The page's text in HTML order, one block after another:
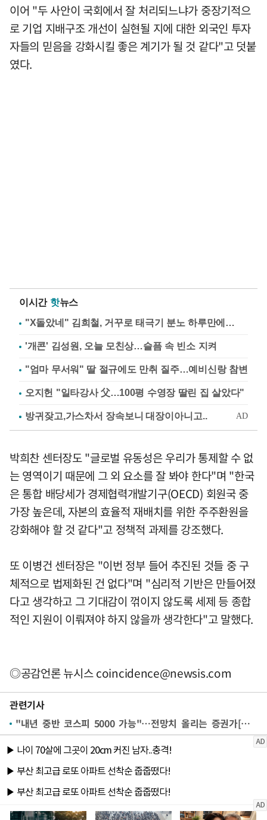
이어 "두 사안이 국회에서 잘 처리되느냐가 중장기적으
로 기업 지배구조 개선이 실현될 지에 대한 외국인 투자
자들의 믿음을 강화시킬 좋은 계기가 될 것 같다"고 덧붙
였다.
이시간 핫뉴스
"X돌았네" 김희철, 거꾸로 태극기 분노 하루만에…
'개콘' 김성원, 오늘 모친상…슬픔 속 빈소 지켜
"엄마 무서워" 딸 절규에도 만취 질주…예비신랑 참변
오지헌 "일타강사 父…100평 수영장 딸린 집 살았다"
박희찬 센터장도 "글로벌 유동성은 우리가 통제할 수 없
는 영역이기 때문에 그 외 요소를 잘 봐야 한다"며 "한국
은 통합 배당세가 경제협력개발기구(OECD) 회원국 중
가장 높은데, 자본의 효율적 재배치를 위한 주주환원을
강화해야 할 것 같다"고 정책적 과제를 강조했다.
또 이병건 센터장은 "이번 정부 들어 추진된 것들 중 구
체적으로 법제화된 건 없다"며 "심리적 기반은 만들어졌
다고 생각하고 그 기대감이 꺾이지 않도록 세제 등 종합
적인 지원이 이뤄져야 하지 않을까 생각한다"고 말했다.
◎공감언론 뉴시스coincidence@newsis.com
관련기사
"내년 중반 코스피 5000 가능"…전망치 올리는 증권가[오천피 도약①]